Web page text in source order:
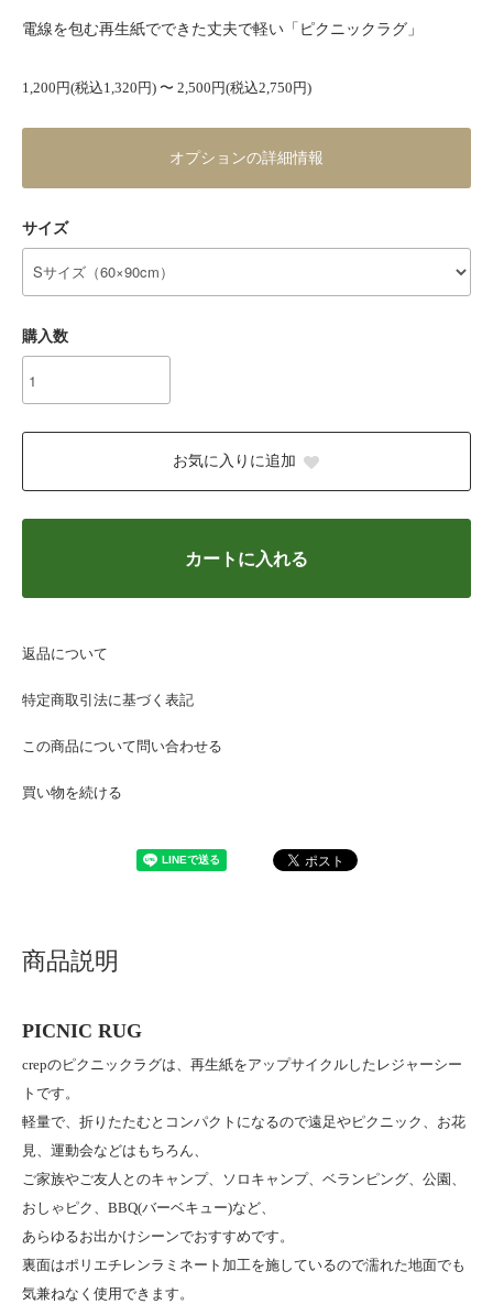
電線を包む再生紙でできた丈夫で軽い「ピクニックラグ」
1,200円(税込1,320円) 〜 2,500円(税込2,750円)
オプションの詳細情報
サイズ
購入数
お気に入りに追加
カートに入れる
返品について
特定商取引法に基づく表記
この商品について問い合わせる
買い物を続ける
商品説明
PICNIC RUG
crepのピクニックラグは、再生紙をアップサイクルしたレジャーシー
トです。
軽量で、折りたたむとコンパクトになるので遠足やピクニック、お花
見、運動会などはもちろん、
ご家族やご友人とのキャンプ、ソロキャンプ、ベランピング、公園、
おしゃピク、BBQ(バーベキュー)など、
あらゆるお出かけシーンでおすすめです。
裏面はポリエチレンラミネート加工を施しているので濡れた地面でも
気兼ねなく使用できます。